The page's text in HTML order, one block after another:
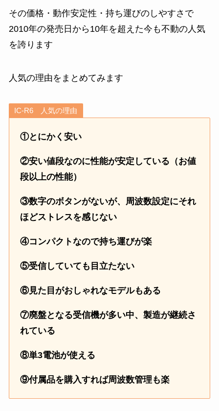
その価格・動作安定性・持ち運びのしやすさで
2010年の発売日から10年を超えた今も不動の人気
を誇ります
人気の理由をまとめてみます
IC-R6 人気の理由
①とにかく安い
②安い値段なのに性能が安定している（お値
段以上の性能）
③数字のボタンがないが、周波数設定にそれ
ほどストレスを感じない
④コンパクトなので持ち運びが楽
⑤受信していても目立たない
⑥見た目がおしゃれなモデルもある
⑦廃盤となる受信機が多い中、製造が継続さ
れている
⑧単3電池が使える
⑨付属品を購入すれば周波数管理も楽